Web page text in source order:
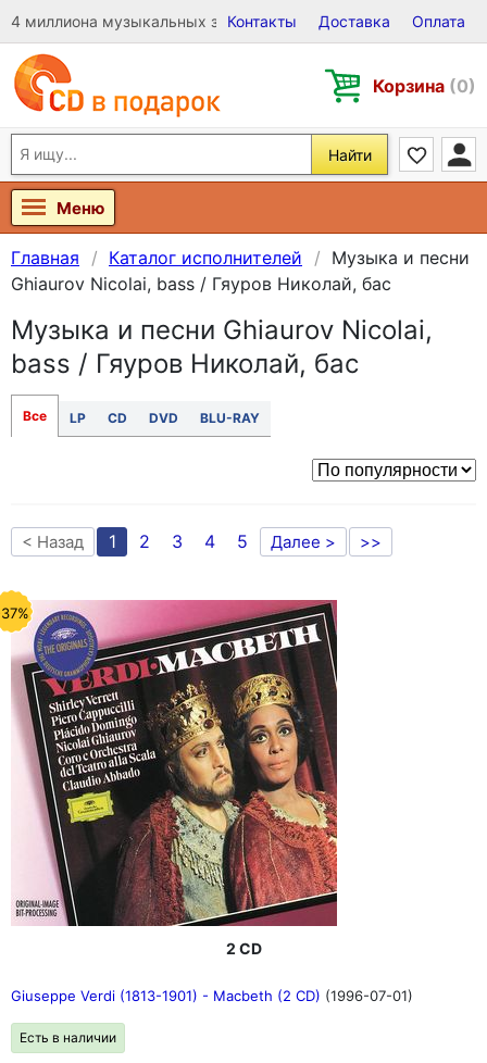
4 миллиона музыкальных записей на Виниле, CD и DVD
Контакты Доставка Оплата
Корзина (0)
Найти
Меню
Главная Каталог исполнителей
Музыка и песни
Ghiaurov Nicolai, bass / Гяуров Николай, бас
Музыка и песни Ghiaurov Nicolai,
bass / Гяуров Николай, бас
Все LP CD DVD BLU-RAY
< Назад 1 2 3 4 5 Далее > >>
2 CD
Giuseppe Verdi (1813-1901) - Macbeth (2 CD) (1996-07-01)
Есть в наличии